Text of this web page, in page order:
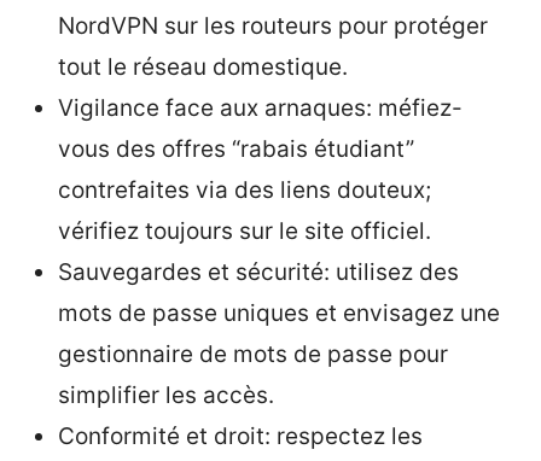
NordVPN sur les routeurs pour protéger
tout le réseau domestique.
Vigilance face aux arnaques: méfiez-
vous des offres “rabais étudiant”
contrefaites via des liens douteux;
vérifiez toujours sur le site officiel.
Sauvegardes et sécurité: utilisez des
mots de passe uniques et envisagez une
gestionnaire de mots de passe pour
simplifier les accès.
Conformité et droit: respectez les